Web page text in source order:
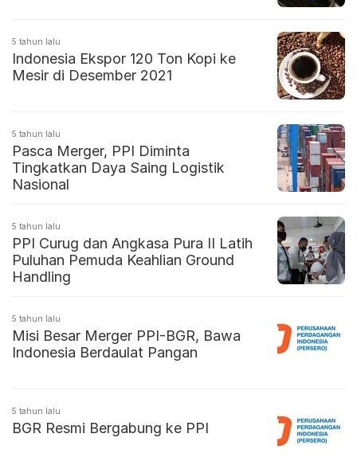
5 tahun lalu
Indonesia Ekspor 120 Ton Kopi ke
Mesir di Desember 2021
5 tahun lalu
Pasca Merger, PPI Diminta
Tingkatkan Daya Saing Logistik
Nasional
5 tahun lalu
PPI Curug dan Angkasa Pura II Latih
Puluhan Pemuda Keahlian Ground
Handling
5 tahun lalu
Misi Besar Merger PPI-BGR, Bawa
Indonesia Berdaulat Pangan
5 tahun lalu
BGR Resmi Bergabung ke PPI